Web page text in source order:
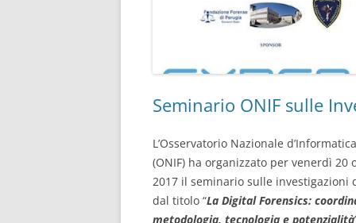
Seminario ONIF sulle
L’Osservatorio Nazionale
(ONIF) ha organizzato per venerdì 20
2017 il seminario sulle investigazioni
dal titolo “La Digital Forensics:
metodologia, tecnologia e potenzialità